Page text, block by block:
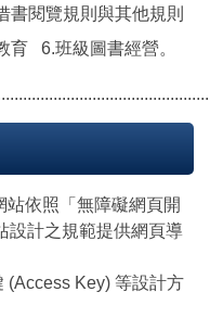
閱覽規則與其他規則
育 6.班級圖書經營。
依照「無障礙網頁開
設計之規範提供網頁導
(Access Key) 等設計方